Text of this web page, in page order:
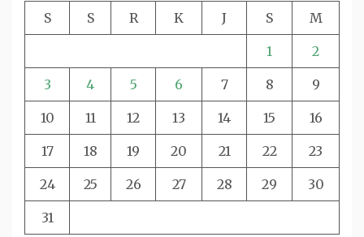
S
S R K J S M
1 2
3 4 5 6 7 8 9
10 11 12 13 14 15 16
17 18 19 20 21 22 23
24 25 26 27 28 29 30
31